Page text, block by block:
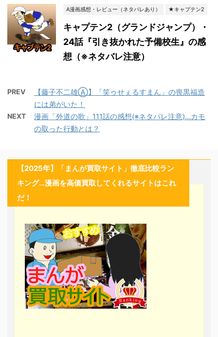
A漫画感想・レビュー（ネタバレあり） ★キャプテン2
キャプテン2（グランドジャンプ）・
24話『引き抜かれた予備校生』の感
想（※ネタバレ注意）
PREV
【藤子不二雄Ⓐ】「笑ゥせぇるすまん」の喪黒福造
には弟がいた！
NEXT
漫画「外道の歌」111話の感想(※ネタバレ注意)…カモ
の取った行動とは？
【2025年】「まんが買取サイト」徹底比較ラン
キング…漫画を高価買取してくれるサイトはこれ
だ！